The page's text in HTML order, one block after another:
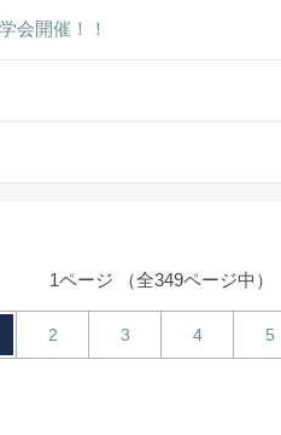
会開催！！
1ページ （全349ページ中）
2 3 4 5